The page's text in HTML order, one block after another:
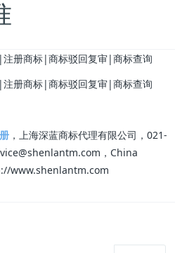
，上海深蓝商标代理有限公司，021-
，China
www.shenlantm.com